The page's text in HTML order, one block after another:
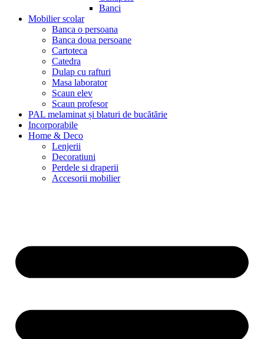
Banci
Mobilier scolar
Banca o persoana
Banca doua persoane
Cartoteca
Catedra
Dulap cu rafturi
Masa laborator
Scaun elev
Scaun profesor
PAL melaminat și blaturi de bucătărie
Incorporabile
Home & Deco
Lenjerii
Decoratiuni
Perdele si draperii
Accesorii mobilier